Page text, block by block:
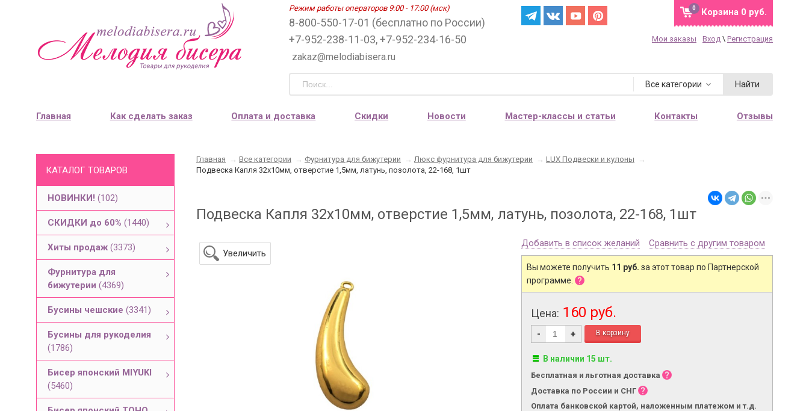
Режим работы операторов 9:00 - 17:00 (мск)
8-800-550-17-01 (бесплатно по России)
+7-952-238-11-03, +7-952-234-16-50
zakaz@melodiabisera.ru
Корзина 0 руб.
0
Мои заказы Вход \ Регистрация
Все категории Найти
Главная Как сделать заказ Оплата и доставка Скидки Новости Мастер-классы и статьи Контакты Отзывы
КАТАЛОГ ТОВАРОВ
НОВИНКИ! (102)
СКИДКИ до 60% (1440)
Хиты продаж (3373)
Фурнитура для
бижутерии (4369)
Бусины чешские (3341)
Бусины для рукоделия
(1786)
Бисер японский MIYUKI
(5460)
Главная → Все категории → Фурнитура для бижутерии → Люкс фурнитура для бижутерии → LUX Подвески и кулоны
→
Подвеска Капля 32х10мм, отверстие 1,5мм, латунь, позолота, 22-168, 1шт
Подвеска Капля 32х10мм, отверстие 1,5мм, латунь, позолота, 22-168, 1шт
Увеличить
Добавить в список желаний Сравнить с другим товаром
Вы можете получить 11 руб. за этот товар по Партнерской
программе.
Цена: 160 руб.
- +
В наличии 15 шт.
Бесплатная и льготная доставка
Доставка по России и СНГ
Оплата банковской картой, наложенным платежом и т.д.